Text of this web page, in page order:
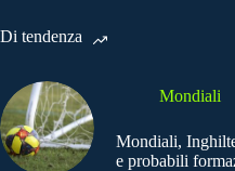
Di tendenza
Mondiali
Mondiali,
e probabili